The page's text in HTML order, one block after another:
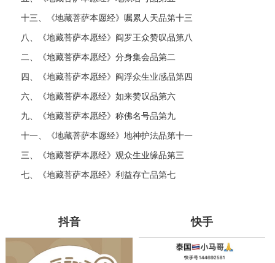
十三、《地藏菩萨本愿经》嘱累人天品第十三
八、《地藏菩萨本愿经》阎罗王众赞叹品第八
二、《地藏菩萨本愿经》分身集会品第二
四、《地藏菩萨本愿经》阎浮众生业感品第四
六、《地藏菩萨本愿经》如来赞叹品第六
九、《地藏菩萨本愿经》称佛名号品第九
十一、《地藏菩萨本愿经》地神护法品第十一
三、《地藏菩萨本愿经》观众生业缘品第三
七、《地藏菩萨本愿经》利益存亡品第七
抖音 快手